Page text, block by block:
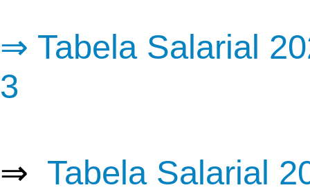
⇒ Tabela Salarial
3
⇒ Tabela Salarial